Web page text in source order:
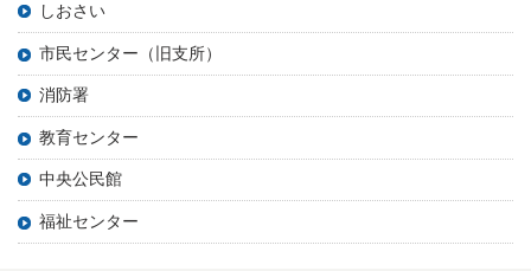
しおさい
市民センター（旧支所）
消防署
教育センター
中央公民館
福祉センター